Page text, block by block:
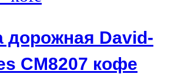
дорожная David-
СМ8207 кофе